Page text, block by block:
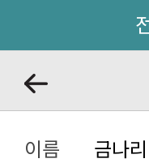
이름
금나리